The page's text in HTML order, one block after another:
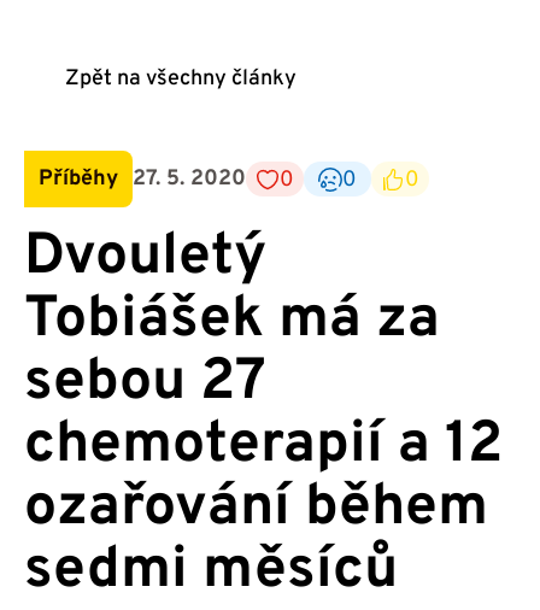
Zpět na všechny články
Příběhy 27. 5. 2020 0 0 0
Dvouletý
Tobiášek má za
sebou 27
chemoterapií a 12
ozařování během
sedmi měsíců